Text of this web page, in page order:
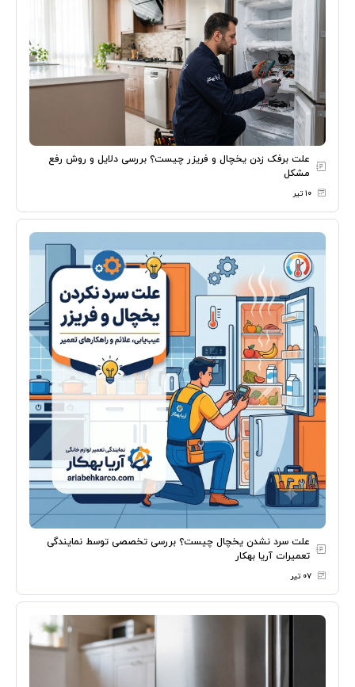
علت برفک زدن یخچال و فریزر چیست؟ بررسی دلایل و روش رفع
مشکل
۱۰ تیر
علت سرد نشدن یخچال چیست؟ بررسی تخصصی توسط نمایندگی
تعمیرات آریا بهکار
۰۷ تیر